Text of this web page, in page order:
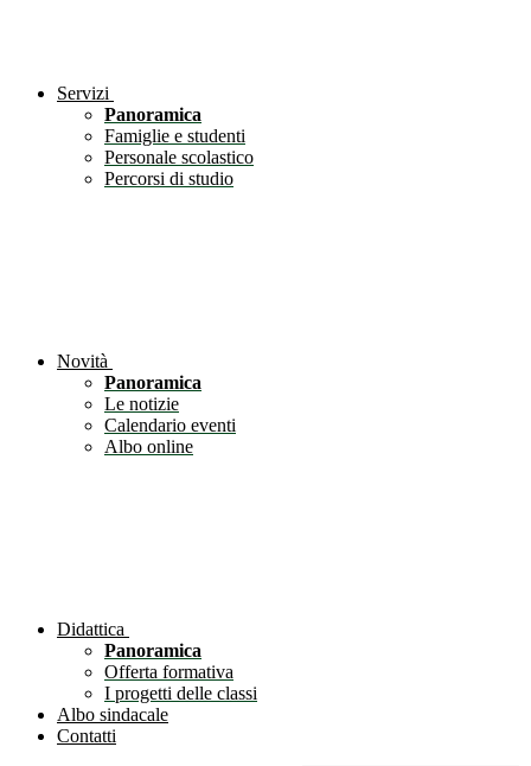
Servizi
Panoramica
Famiglie e studenti
Personale scolastico
Percorsi di studio
Novità
Panoramica
Le notizie
Calendario eventi
Albo online
Didattica
Panoramica
Offerta formativa
I progetti delle classi
Albo sindacale
Contatti